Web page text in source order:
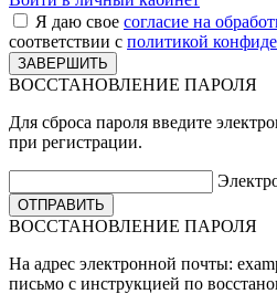
Я даю свое согласие на
соответствии с политикой
ВОССТАНОВЛЕНИЕ ПАРОЛЯ
Для сброса пароля введите
при регистрации.
ВОССТАНОВЛЕНИЕ ПАРОЛЯ
На адрес электронной почты:
письмо с инструкцией по